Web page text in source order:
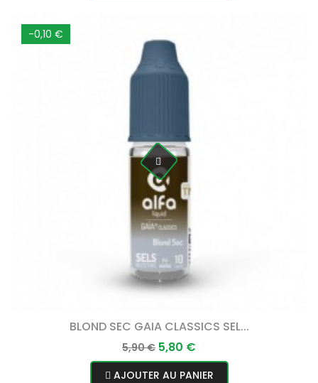
-0,10 €
BLOND SEC GAIA CLASSICS SEL...
Prix
normal
5,90 € Prix
5,80 €
AJOUTER AU PANIER